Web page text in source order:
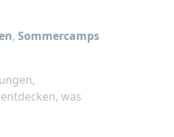
, Sommercamps
was